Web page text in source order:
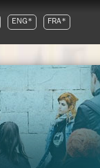
ENG* FRA*